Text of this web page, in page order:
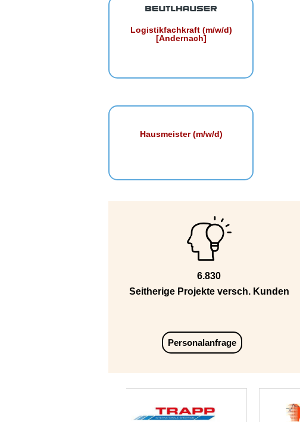
Logistikfachkraft (m/w/d)
[Andernach]
Hausmeister (m/w/d)
6.830
Seitherige Projekte versch. Kunden
Personalanfrage